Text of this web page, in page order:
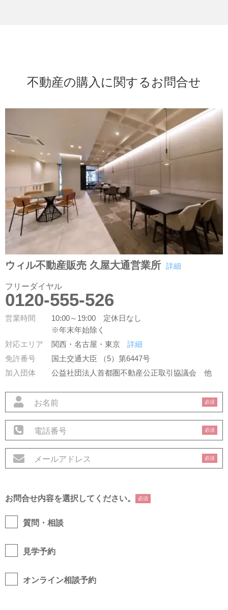
不動産の購入に関するお問合せ
ウィル不動産販売 久屋大通営業所 詳細
フリーダイヤル
0120-555-526
営業時間
10:00～19:00 定休日なし
※年末年始除く
対応エリア
関西・名古屋・東京
詳細
免許番号
国土交通大臣 （5）第6447号
加入団体
公益社団法人首都圏不動産公正取引協議会他
必須
必須
必須
お問合せ内容を選択してください。 必須
質問・相談
見学予約
オンライン相談予約